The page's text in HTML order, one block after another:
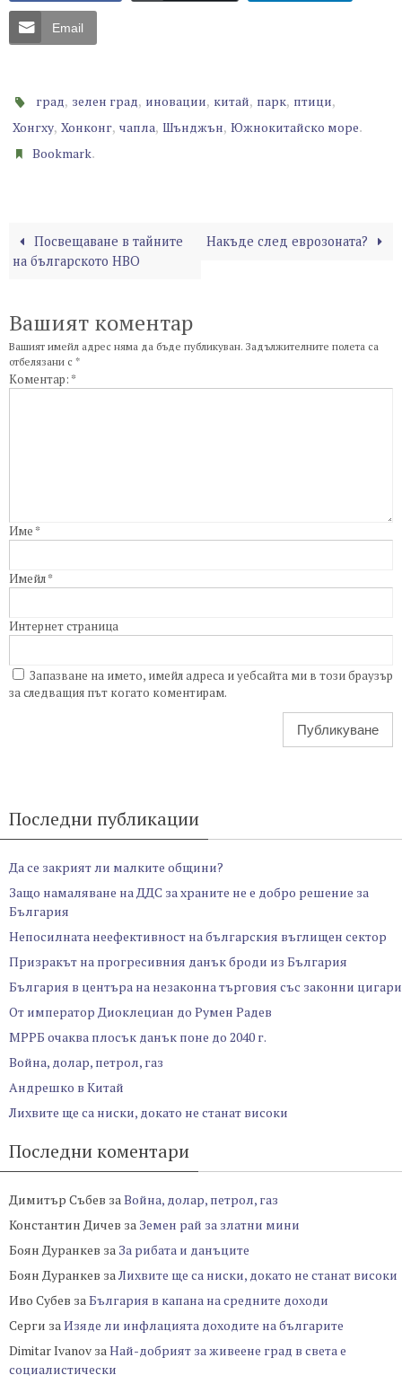
Email
град, зелен град, иновации, китай, парк, птици,
Хонгху, Хонконг, чапла, Шънджън, Южнокитайско море.
Bookmark.
Посвещаване в тайните
на българското НВО
Накъде след еврозоната?
Вашият коментар
Вашият имейл адрес няма да бъде публикуван. Задължителните полета са
отбелязани с *
Коментар: *
Име *
Имейл*
Интернет страница
Запазване на името, имейл адреса и уебсайта ми в този браузър
за следващия път когато коментирам.
Последни публикации
Да се закрият ли малките общини?
Защо намаляване на ДДС за храните не е добро решение за
България
Непосилната неефективност на българския въглищен сектор
Призракът на прогресивния данък броди из България
България в центъра на незаконна търговия със законни цигари
От император Диоклециан до Румен Радев
МРРБ очаква плосък данък поне до 2040 г.
Война, долар, петрол, газ
Андрешко в Китай
Лихвите ще са ниски, докато не станат високи
Последни коментари
Димитър Събев заВойна, долар, петрол, газ
Константин Дичев за Земен рай за златни мини
Боян Дуранкев за За рибата и данъците
Боян Дуранкев заЛихвите ще са ниски, докато не станат високи
Иво Субев заБългария в капана на средните доходи
Серги заИзяде ли инфлацията доходите на българите
Dimitar Ivanov заНай-добрият за живеене град в света е
социалистически